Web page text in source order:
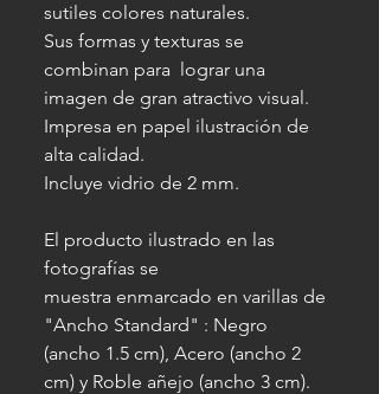
sutiles colores naturales.
Sus formas y texturas se
combinan para lograr una
imagen de gran atractivo visual.
Impresa en papel ilustración de
alta calidad.
Incluye vidrio de 2 mm.
El producto ilustrado en las
fotografías se
muestra enmarcado en varillas de
"Ancho Standard" : Negro
(ancho 1.5 cm), Acero (ancho 2
cm) y Roble añejo (ancho 3 cm).